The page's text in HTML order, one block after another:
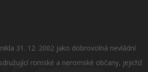
31. 12. 2002 jako dobrovolná nevládní
romské a neromské občany, jejichž